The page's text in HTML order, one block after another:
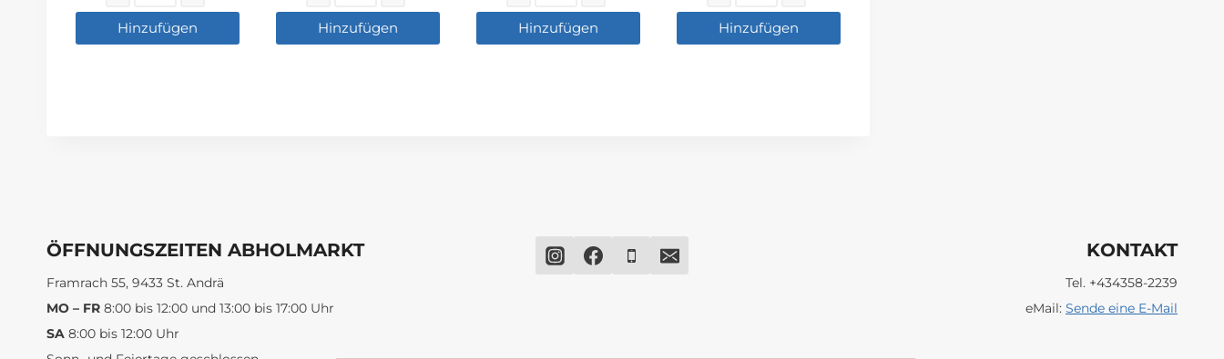
Hinzufügen Hinzufügen Hinzufügen Hinzufügen
ÖFFNUNGSZEITEN ABHOLMARKT
Framrach 55, 9433 St. Andrä
MO – FR 8:00 bis 12:00 und 13:00 bis 17:00 Uhr
SA 8:00 bis 12:00 Uhr
KONTAKT
Tel. +434358-2239
eMail: Sende eine E-Mail